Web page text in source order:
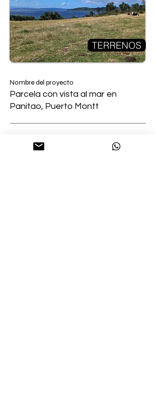
TERRENOS
Nombre del proyecto
Parcela con vista al mar en
Panitao, Puerto Montt
Panitao Alto